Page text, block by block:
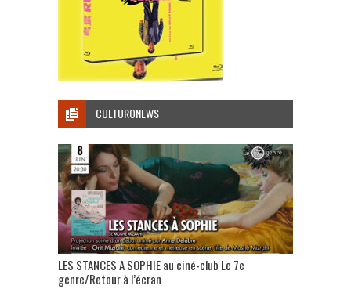
CULTURONEWS
LES STANCES A SOPHIE au ciné-club Le 7e
genre/Retour à l’écran